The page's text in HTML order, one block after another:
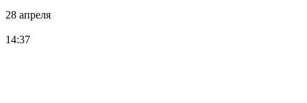
28 апреля
14:37